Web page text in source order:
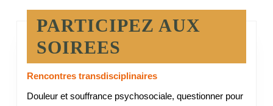
PARTICIPEZ AUX
SOIREES
Rencontres transdisciplinaires
Douleur et souffrance psychosociale, questionner pour